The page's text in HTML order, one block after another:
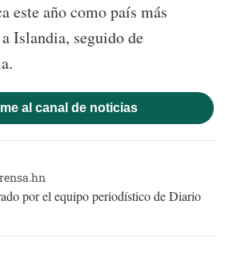
este año como país más
Islandia, seguido de
al canal de noticias
por el equipo periodístico de Diario